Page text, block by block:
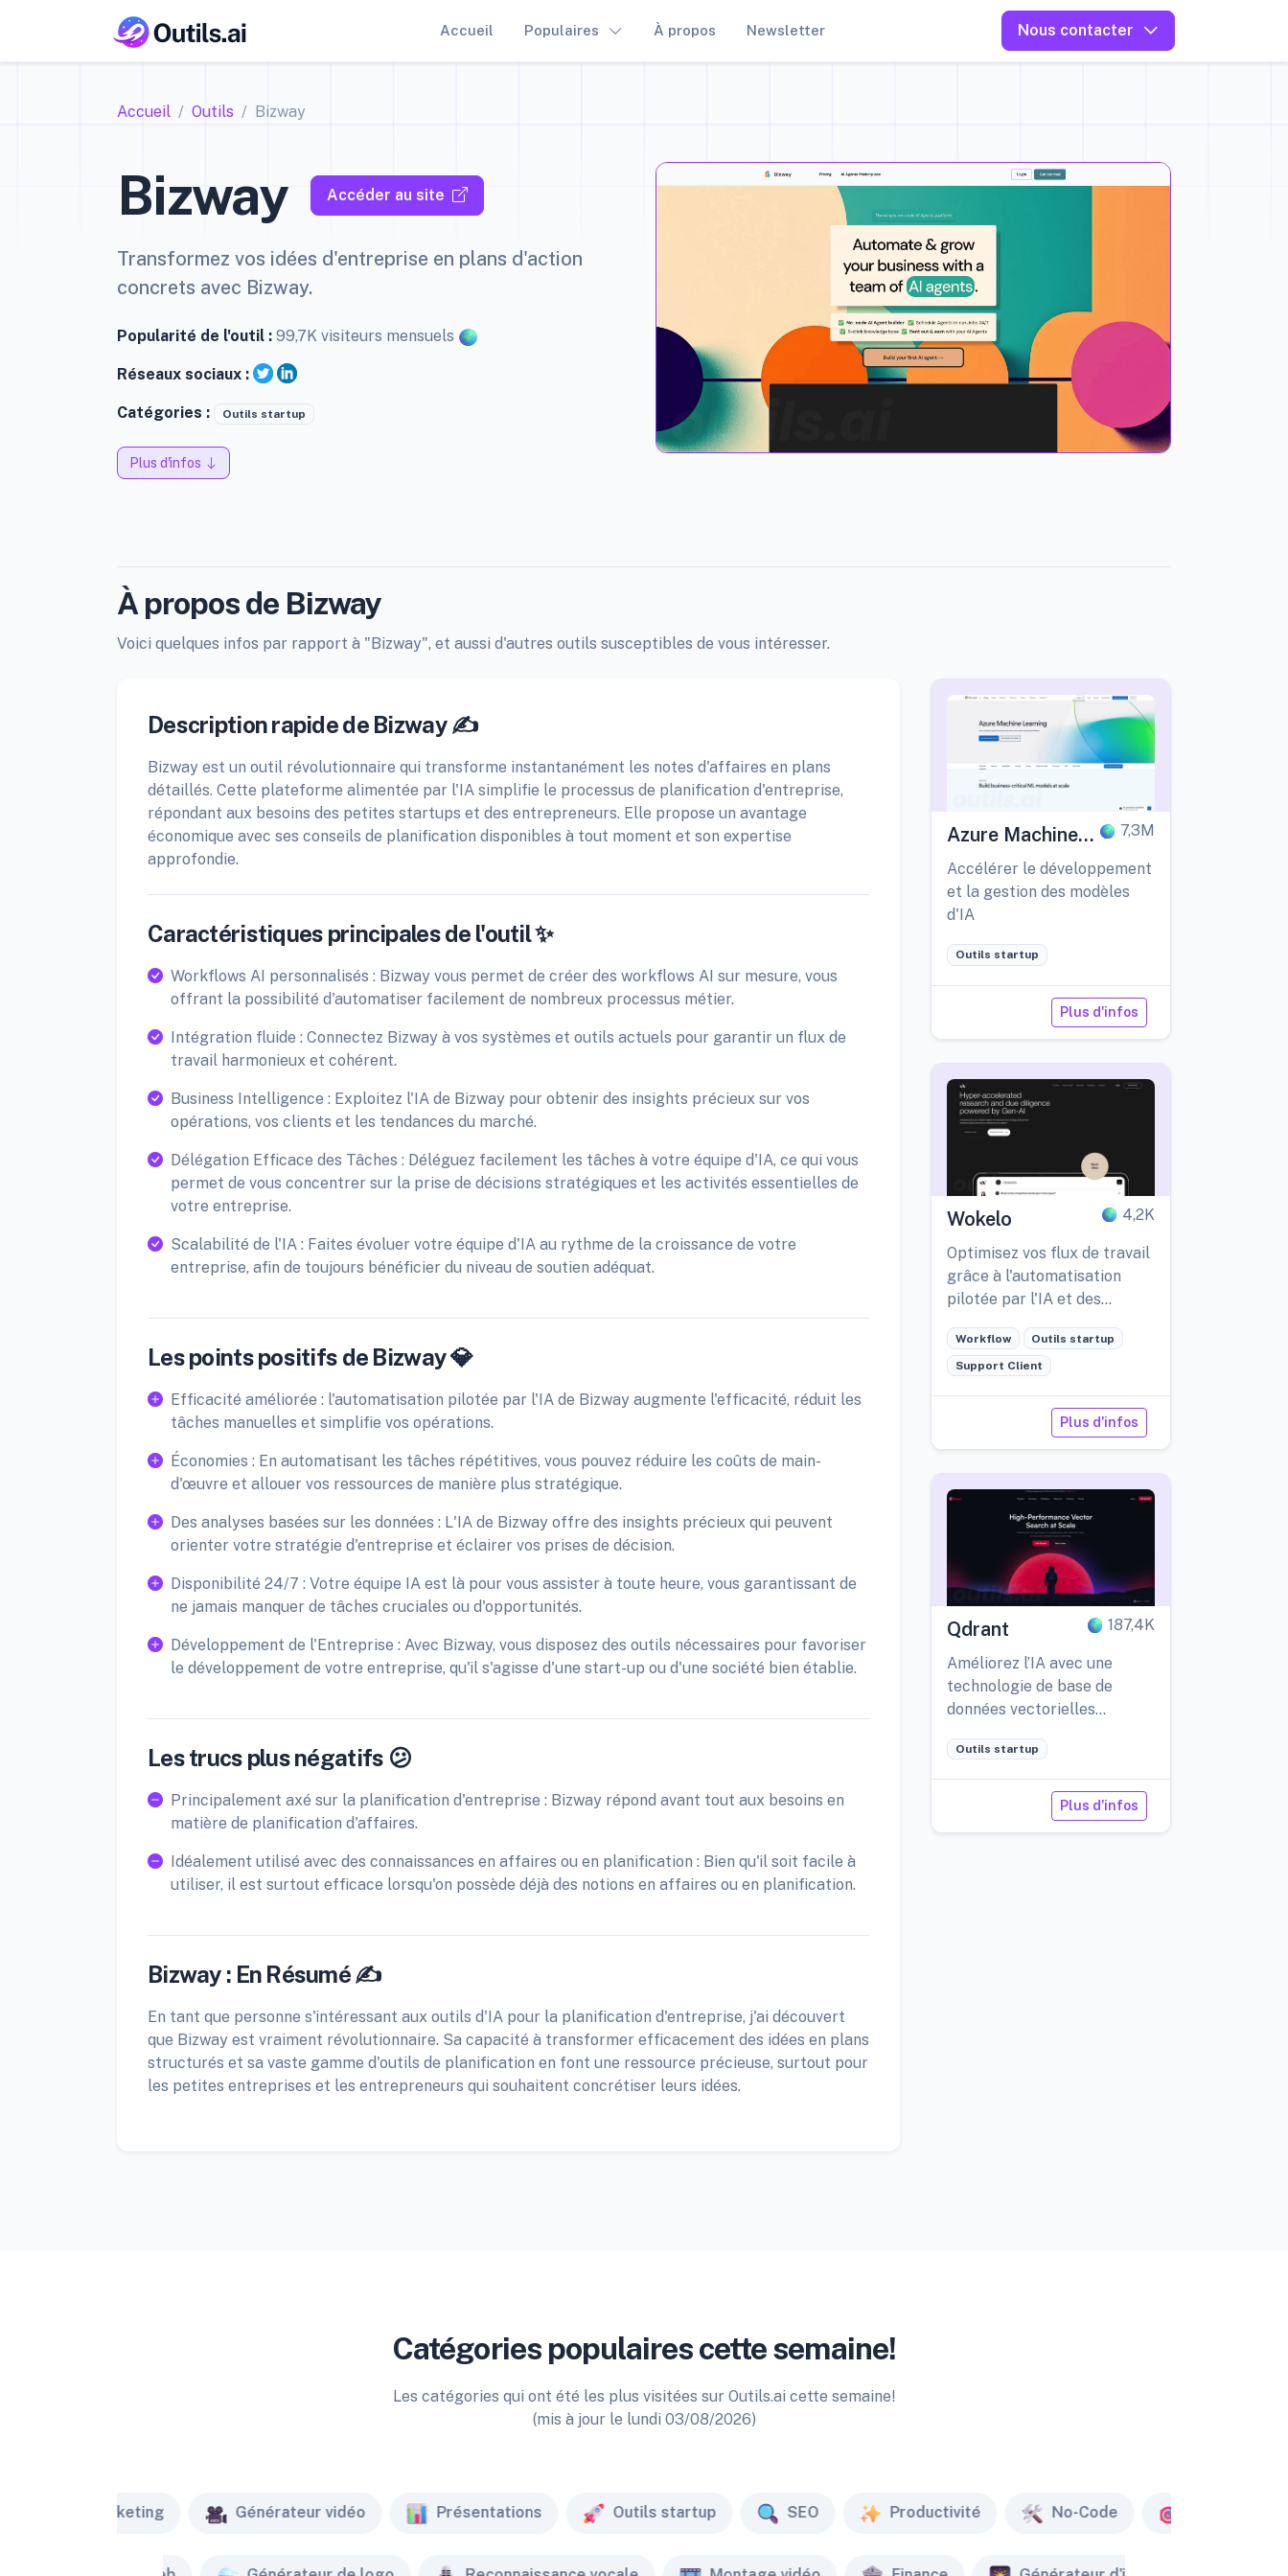
Accueil Populaires À propos Newsletter Nous contacter
Accueil Outils Bizway
Bizway Accéder au site
Transformez vos idées d'entreprise en plans d'action
concrets avec Bizway.
Popularité de l'outil : 99,7K visiteurs mensuels
Réseaux sociaux :
Catégories : Outils startup
Plus d'infos
À propos de Bizway
Voici quelques infos par rapport à "Bizway", et aussi d'autres outils susceptibles de vous intéresser.
Description rapide de Bizway ✍️
Bizway est un outil révolutionnaire qui transforme instantanément les notes d'affaires en plans
détaillés. Cette plateforme alimentée par l'IA simplifie le processus de planification d'entreprise,
répondant aux besoins des petites startups et des entrepreneurs. Elle propose un avantage
économique avec ses conseils de planification disponibles à tout moment et son expertise
approfondie.
Caractéristiques principales de l'outil ✨
Workflows AI personnalisés : Bizway vous permet de créer des workflows AI sur mesure, vous
offrant la possibilité d'automatiser facilement de nombreux processus métier.
Intégration fluide : Connectez Bizway à vos systèmes et outils actuels pour garantir un flux de
travail harmonieux et cohérent.
Business Intelligence : Exploitez l'IA de Bizway pour obtenir des insights précieux sur vos
opérations, vos clients et les tendances du marché.
Délégation Efficace des Tâches : Déléguez facilement les tâches à votre équipe d'IA, ce qui vous
permet de vous concentrer sur la prise de décisions stratégiques et les activités essentielles de
votre entreprise.
Scalabilité de l'IA : Faites évoluer votre équipe d'IA au rythme de la croissance de votre
entreprise, afin de toujours bénéficier du niveau de soutien adéquat.
Les points positifs de Bizway 💎
Efficacité améliorée : l'automatisation pilotée par l'IA de Bizway augmente l'efficacité, réduit les
tâches manuelles et simplifie vos opérations.
Économies : En automatisant les tâches répétitives, vous pouvez réduire les coûts de main-
d'œuvre et allouer vos ressources de manière plus stratégique.
Des analyses basées sur les données : L'IA de Bizway offre des insights précieux qui peuvent
orienter votre stratégie d'entreprise et éclairer vos prises de décision.
Disponibilité 24/7 : Votre équipe IA est là pour vous assister à toute heure, vous garantissant de
ne jamais manquer de tâches cruciales ou d'opportunités.
Développement de l'Entreprise : Avec Bizway, vous disposez des outils nécessaires pour favoriser
le développement de votre entreprise, qu'il s'agisse d'une start-up ou d'une société bien établie.
Les trucs plus négatifs 😕
Principalement axé sur la planification d'entreprise : Bizway répond avant tout aux besoins en
matière de planification d'affaires.
Idéalement utilisé avec des connaissances en affaires ou en planification : Bien qu'il soit facile à
utiliser, il est surtout efficace lorsqu'on possède déjà des notions en affaires ou en planification.
Bizway : En Résumé ✍️
En tant que personne s'intéressant aux outils d'IA pour la planification d'entreprise, j'ai découvert
que Bizway est vraiment révolutionnaire. Sa capacité à transformer efficacement des idées en plans
structurés et sa vaste gamme d'outils de planification en font une ressource précieuse, surtout pour
les petites entreprises et les entrepreneurs qui souhaitent concrétiser leurs idées.
Azure Machine
Learning
7,3M
Accélérer le développement
et la gestion des modèles
d'IA
Outils startup
Plus d'infos
Wokelo 4,2K
Optimisez vos flux de travail
grâce à l'automatisation
pilotée par l'IA et des
Workflow Outils startup
Support Client
Plus d'infos
Qdrant 187,4K
Améliorez l’IA avec une
technologie de base de
données vectorielles
Outils startup
Plus d'infos
Catégories populaires cette semaine!
Les catégories qui ont été les plus visitées sur Outils.ai cette semaine!
(mis à jour le lundi 03/08/2026)
Marketing Générateur vidéo Présentations Outils startup SEO Productivité No-Code